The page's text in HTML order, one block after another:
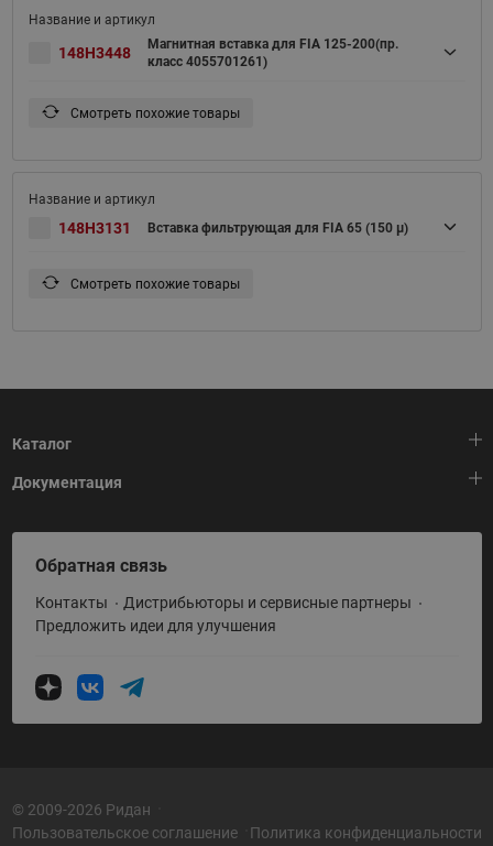
148H3448
Магнитная вставка для FIA 125-200(пр.
класс 4055701261)
Смотреть похожие товары
148H3131 Вставка фильтрующая для FIA 65 (150 μ)
Смотреть похожие товары
Каталог
Тепловая автоматика
Холодильная техника
Приводная техника
Промышленная автоматика
Теплообменное оборудование
Насосное оборудование
Документация
HeatPlatform (Тепловая платформа)
Полезные программы и инструменты
Условия поставки
Обратная связь
Контакты
Дистрибьюторы и сервисные партнеры
Предложить идеи для улучшения
© 2009-2026 Ридан
Пользовательское соглашение
Политика конфиденциальности